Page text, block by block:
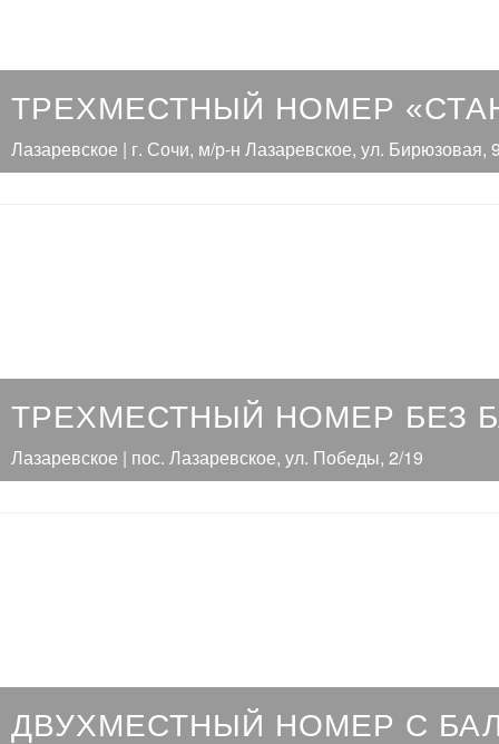
ТРЕХМЕСТНЫЙ НОМЕР
Лазаревское | г. Сочи, м/р-н Лазаревское, ул. Бирюзовая,
ТРЕХМЕСТНЫЙ НОМЕР БЕЗ
Лазаревское | пос. Лазаревское, ул. Победы, 2/19
ДВУХМЕСТНЫЙ НОМЕР С